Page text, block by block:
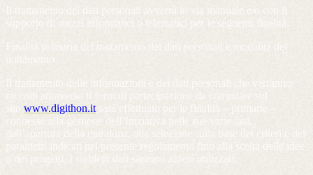
Il trattamento dei dati personali avverrà in via manuale e/o con il
supporto di mezzi informatici o telematici per le seguenti finalità.
Finalità primaria del trattamento dei dati personali e modalità del
trattamento
Il trattamento delle informazioni e dei dati personali che verranno
raccolti attraverso il form di partecipazione da compilare sul
sito www.digithon.it sarà effettuato per le finalità – primarie –
connesse alla gestione dell’Iniziativa nelle sue varie fasi,
dall’apertura della maratona, alla selezione sulla base dei criteri e dei
parametri indicati nel presente regolamento fino alla scelta delle idee
o dei progetti. I suddetti dati saranno altresì utilizzati: